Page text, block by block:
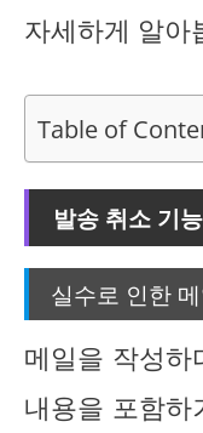
자세하게 알아
Table of
발송 취소 기
실수로 인한
메일을 작성하
내용을 포함